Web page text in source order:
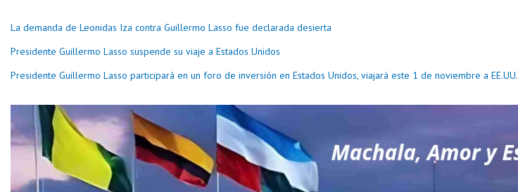
La demanda de Leonidas Iza contra Guillermo Lasso fue declarada desierta
Presidente Guillermo Lasso suspende su viaje a Estados Unidos
Presidente Guillermo Lasso participará en un foro de inversión en Estados Unidos, viajará este 1 de noviembre a EE.UU.